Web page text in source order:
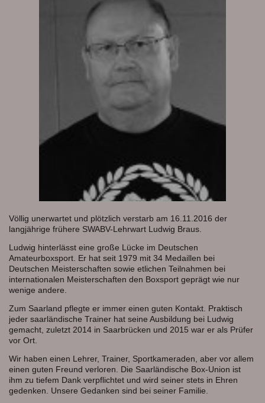
Völlig unerwartet und plötzlich verstarb am 16.11.2016 der
langjährige frühere SWABV-Lehrwart Ludwig Braus.
Ludwig hinterlässt eine große Lücke im Deutschen
Amateurboxsport. Er hat seit 1979 mit 34 Medaillen bei
Deutschen Meisterschaften sowie etlichen Teilnahmen bei
internationalen Meisterschaften den Boxsport geprägt wie nur
wenige andere.
Zum Saarland pflegte er immer einen guten Kontakt. Praktisch
jeder saarländische Trainer hat seine Ausbildung bei Ludwig
gemacht, zuletzt 2014 in Saarbrücken und 2015 war er als Prüfer
vor Ort.
Wir haben einen Lehrer, Trainer, Sportkameraden, aber vor allem
einen guten Freund verloren. Die Saarländische Box-Union ist
ihm zu tiefem Dank verpflichtet und wird seiner stets in Ehren
gedenken. Unsere Gedanken sind bei seiner Familie.